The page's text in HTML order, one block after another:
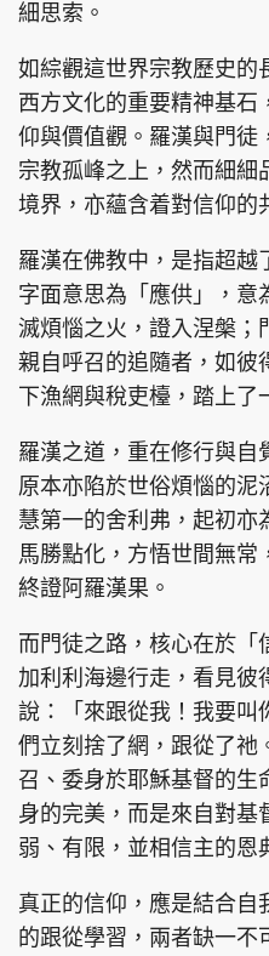
頭條日報 星
親子王
頭條搵工
關於我們
聯絡我們
隱私政策聲明
使
版
Copyright © 東周網 版權
©Eastweek.com.hk. All
細思索。
如綜觀這世界宗教歷史的
西方文化的重要精神基石
仰與價值觀。羅漢與門徒
宗教孤峰之上，然而細細
境界，亦蘊含着對信仰的
羅漢在佛教中，是指超越
字面意思為「應供」，意
滅煩惱之火，證入涅槃；
親自呼召的追隨者，如彼
下漁網與稅吏檯，踏上
羅漢之道，重在修行與自
原本亦陷於世俗煩惱的泥
慧第一的舍利弗，起初亦
馬勝點化，方悟世間無常
終證阿羅漢果。
而門徒之路，核心在於「
加利利海邊行走，看見彼
說：「來跟從我！我要叫
們立刻捨了網，跟從了祂
召、委身於耶穌基督的生
身的完美，而是來自對基
弱、有限，並相信主的恩
真正的信仰，應是結合自
的跟從學習，兩者缺一不